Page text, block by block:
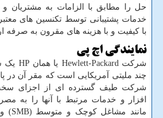
حل را مطابق با الزامات به مشتریان و
خدمات پشتیبانی توسط تکنسین های
با کیفیت و با هزینه های مقرون به صرفه
نمایندگی اچ پی
شرکت Hewlett-Packard یا همانHP یک
چند ملیتی آمریکایی است که مقر آن در
شرکت طیف گسترده ای از اجزای
افزار و خدمات مرتبط با آنها را به
مانند مشاغل کوچک و متوسط (SMB
)